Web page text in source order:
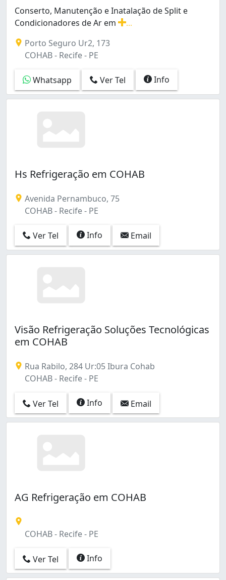
Ibura (2)
Ilha Joana Bezerra (1)
Imbiribeira (14)
Ipsep (5)
Jardim São Paulo (3)
Jiquiá (1)
Poço (2)
Rosarinho (1)
San Martin (8)
Santo Amaro (1)
Santo Antônio (1)
Zumbi (2)
Água Fria (3)
Conserto, Manutenção e Inatalação de Split e
Condicionadores de Ar em
Porto Seguro Ur2, 173
COHAB - Recife - PE
Whatsapp Ver Tel Info
Hs Refrigeração em COHAB
Avenida Pernambuco, 75
COHAB - Recife - PE
Ver Tel Info Email
Visão Refrigeração Soluções Tecnológicas
em COHAB
Rua Rabilo, 284 Ur:05 Ibura Cohab
COHAB - Recife - PE
Ver Tel Info Email
AG Refrigeração em COHAB
COHAB - Recife - PE
Ver Tel Info